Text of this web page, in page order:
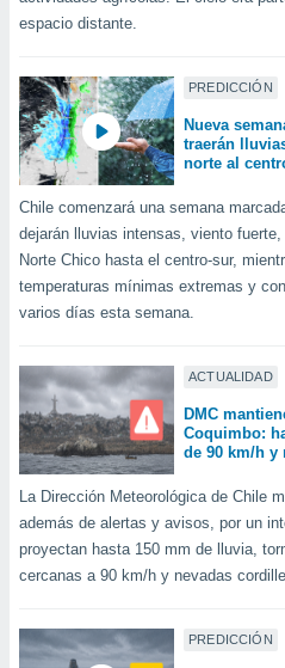
espacio distante.
PREDICCIÓN
Nueva
traerán
norte al
Chile comenzará una semana
dejarán lluvias intensas, viento
Norte Chico hasta el centro-sur,
temperaturas mínimas extremas y
varios días esta semana.
ACTUALIDAD
DMC
Coquimbo:
de 90 km/h y
La Dirección Meteorológica de Chile
además de alertas y avisos, por un
proyectan hasta 150 mm de lluvia,
cercanas a 90 km/h y nevadas
PREDICCIÓN